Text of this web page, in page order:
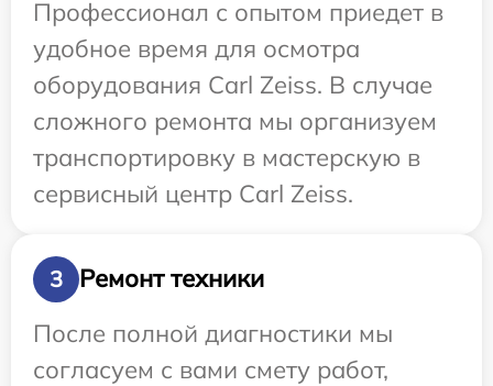
Профессионал с опытом приедет в
удобное время для осмотра
оборудования Carl Zeiss. В случае
сложного ремонта мы организуем
транспортировку в мастерскую в
сервисный центр Carl Zeiss.
3
Ремонт техники
После полной диагностики мы
согласуем с вами смету работ,